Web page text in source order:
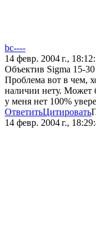
bc----
14 февр. 2004 г.,
Объектив Sigma 15-30
Проблема вот в чем,
наличии нету. Может
у меня нет 100%
ОтветитьЦитировать
14 февр. 2004 г.,